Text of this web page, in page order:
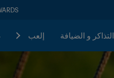
التذاكر و الضيافة إلعب